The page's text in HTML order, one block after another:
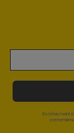
En m'inscrivant